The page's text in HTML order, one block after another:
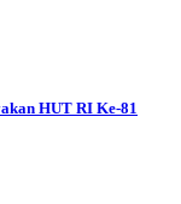
HUT RI Ke-81